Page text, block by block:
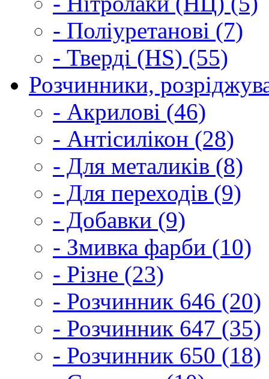
- Поліуретанові (7)
- Тверді (HS) (55)
Розчинники,
- Акрилові (46)
- Антісилікон (28)
- Для металиків (8)
- Для переходів (9)
- Добавки (9)
- Змивка фарби (10)
- Різне (23)
- Розчинник 646 (20)
- Розчинник 647 (35)
- Розчинник 650 (18)